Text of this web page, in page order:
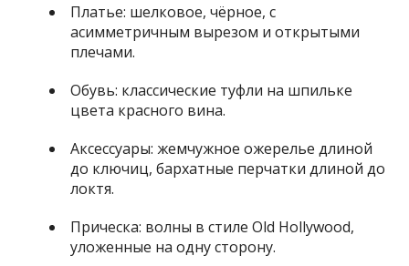
Платье: шелковое, чёрное, с
асимметричным вырезом и открытыми
плечами.
Обувь: классические туфли на шпильке
цвета красного вина.
Аксессуары: жемчужное ожерелье длиной
до ключиц, бархатные перчатки длиной до
локтя.
Прическа: волны в стиле Old Hollywood,
уложенные на одну сторону.